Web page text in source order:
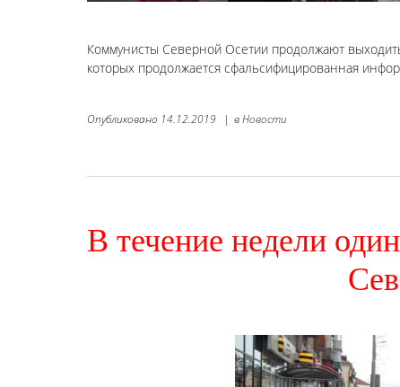
Коммунисты Северной Осетии продолжают
которых продолжается сфальсифицированная
Опубликовано 14.12.2019 | вНовости
В течение недели